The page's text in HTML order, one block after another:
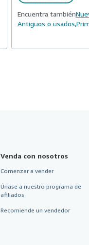
Encuentra también
Antiguos o usados,
Venda con nosotros
Comenzar a vender
Únase a nuestro programa de
afiliados
Recomiende un vendedor